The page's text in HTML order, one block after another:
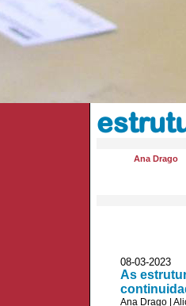
Ana Drago
08-03-
As
Ana Drago